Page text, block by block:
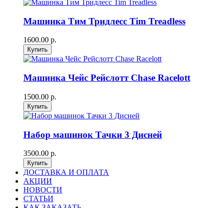
Машинка Тим Тридлесс Tim Treadless
1600.00 р.
Машинка Чейс Рейслотт Chase Racelott
1500.00 р.
Набор машинок Тачки 3 Дисней
3500.00 р.
ДОСТАВКА И ОПЛАТА
АКЦИИ
НОВОСТИ
СТАТЬИ